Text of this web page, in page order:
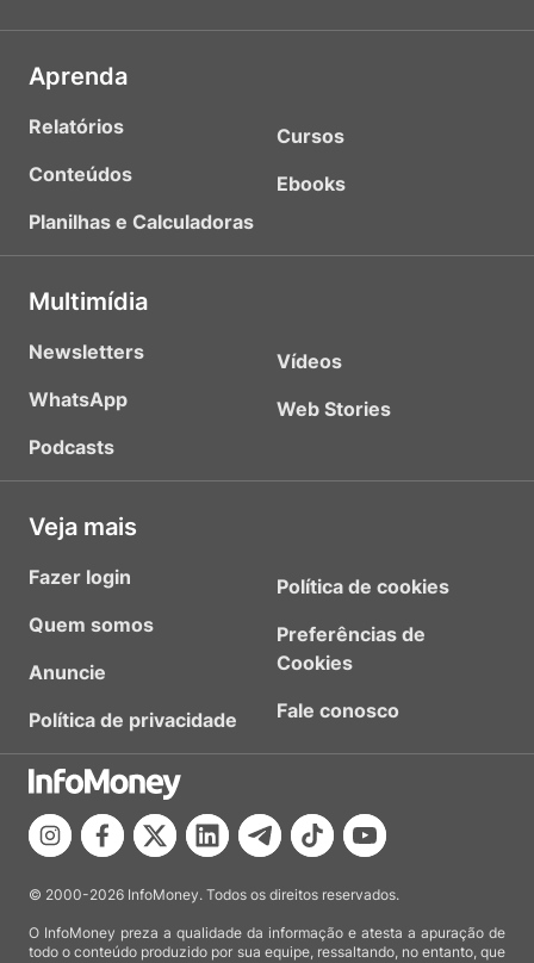
Aprenda
Relatórios
Conteúdos
Planilhas e Calculadoras
Cursos
Ebooks
Multimídia
Newsletters
WhatsApp
Podcasts
Vídeos
Web Stories
Veja mais
Fazer login
Quem somos
Anuncie
Política de privacidade
Política de cookies
Preferências de
Cookies
Fale conosco
© 2000-2026 InfoMoney. Todos os direitos reservados.
O InfoMoney preza a qualidade da informação e atesta a apuração de
todo o conteúdo produzido por sua equipe, ressaltando, no entanto, que